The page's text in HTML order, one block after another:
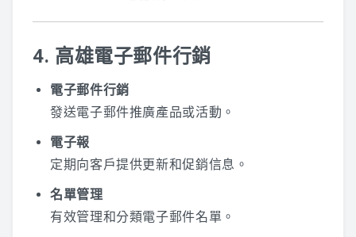
4. 高雄電子郵件行銷
電子郵件行銷
發送電子郵件推廣產品或活動。
電子報
定期向客戶提供更新和促銷信息。
名單管理
有效管理和分類電子郵件名單。